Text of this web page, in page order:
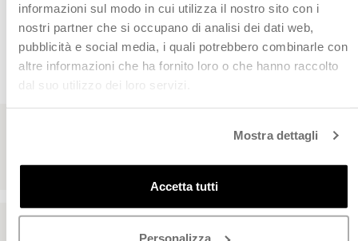
informazioni sul modo in cui utilizza il nostro sito con i
nostri partner che si occupano di analisi dei dati web,
pubblicità e social media, i quali potrebbero combinarle con
altre informazioni che ha fornito loro o che hanno raccolto
dal suo utilizzo dei loro servizi.
Mostra dettagli
Accetta tutti
Personalizza
CHI CI HA SCELTO
Leggi le recensioni dei nostri clienti